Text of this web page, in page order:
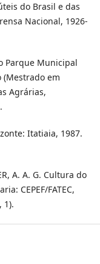
do Brasil e das
Nacional, 1926-
Parque Municipal
(Mestrado em
Agrárias,
Itatiaia, 1987.
A. A. G. Cultura do
CEPEF/FATEC,
1).